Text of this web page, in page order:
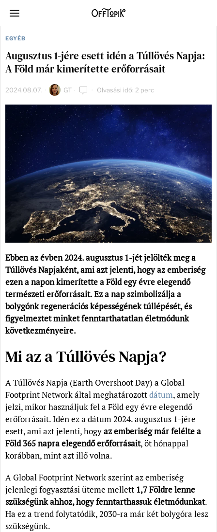
EGYÉB
Augusztus 1-jére esett idén a Túllövés Napja:
A Föld már kimerítette erőforrásait
2024.08.07. GT Olvasási idő: 2 perc
Ebben az évben 2024. augusztus 1-jét jelölték meg a
Túllövés Napjaként, ami azt jelenti, hogy az emberiség
ezen a napon kimerítette a Föld egy évre elegendő
természeti erőforrásait.Ez a nap szimbolizálja a
bolygónk regenerációs képességének túllépését, és
figyelmeztet minket fenntarthatatlan életmódunk
következményeire.
Mi az a Túllövés Napja?
A Túllövés Napja (Earth Overshoot Day) a Global
Footprint Network által meghatározottdátum, amely
jelzi, mikor használjuk fel a Föld egy évre elegendő
erőforrásait. Idén ez a dátum 2024. augusztus 1-jére
esett, ami azt jelenti, hogyaz emberiség már felélte a
Föld 365 napra elegendő erőforrásait, öt hónappal
korábban, mint azt illő volna.
A Global Footprint Network szerint az emberiség
jelenlegi fogyasztási üteme mellett 1,7 Földre lenne
szükségünk ahhoz, hogy fenntarthassuk életmódunkat.
Ha ez a trend folytatódik, 2030-ra már két bolygóra lesz
szükségünk.